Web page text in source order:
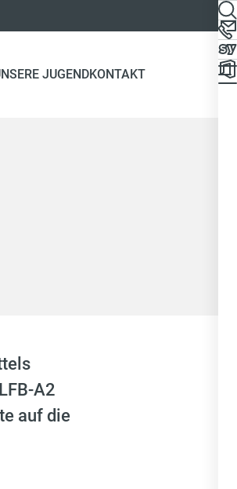
JUGENDKONTAKT
A2
auf die